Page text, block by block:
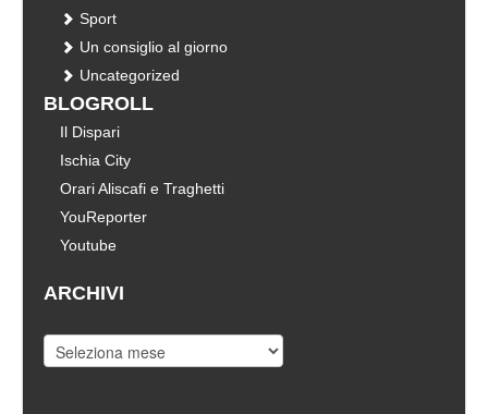
Sport
Un consiglio al giorno
Uncategorized
BLOGROLL
Il Dispari
Ischia City
Orari Aliscafi e Traghetti
YouReporter
Youtube
ARCHIVI